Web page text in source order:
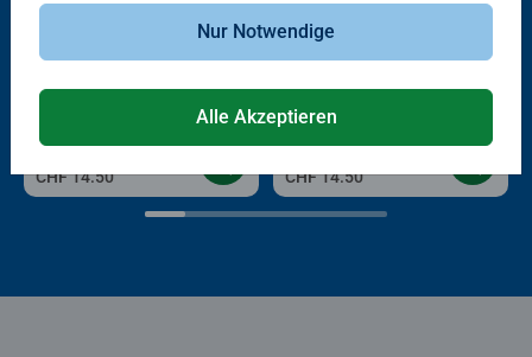
Kreativität & Lernen
CHF 14.50 CHF 14.50
Nur Notwendige
Alle Akzeptieren